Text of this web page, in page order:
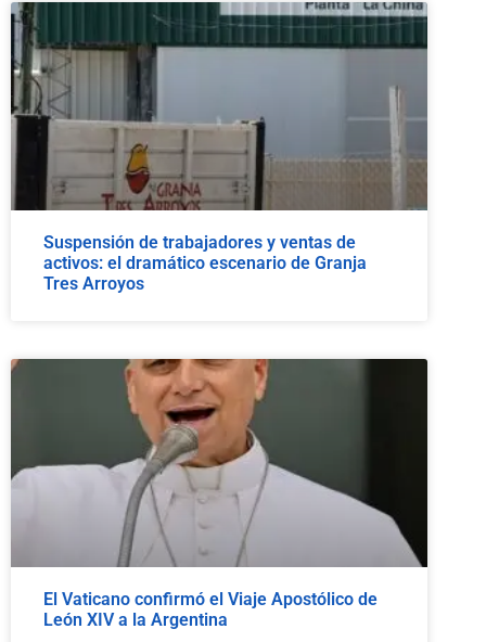
Suspensión de trabajadores y ventas de
activos: el dramático escenario de Granja
Tres Arroyos
El Vaticano confirmó el Viaje Apostólico de
León XIV a la Argentina